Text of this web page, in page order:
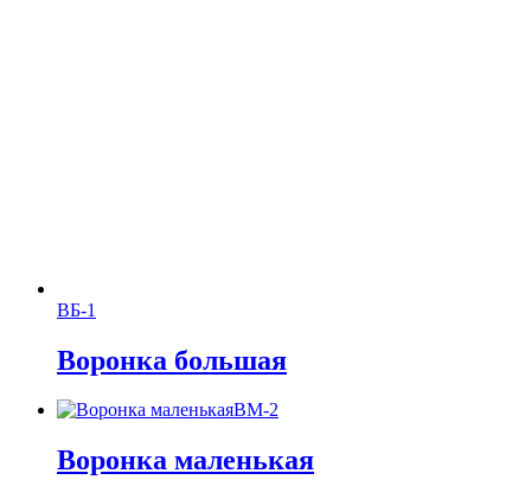
ВБ-1
Воронка большая
ВМ-2
Воронка маленькая